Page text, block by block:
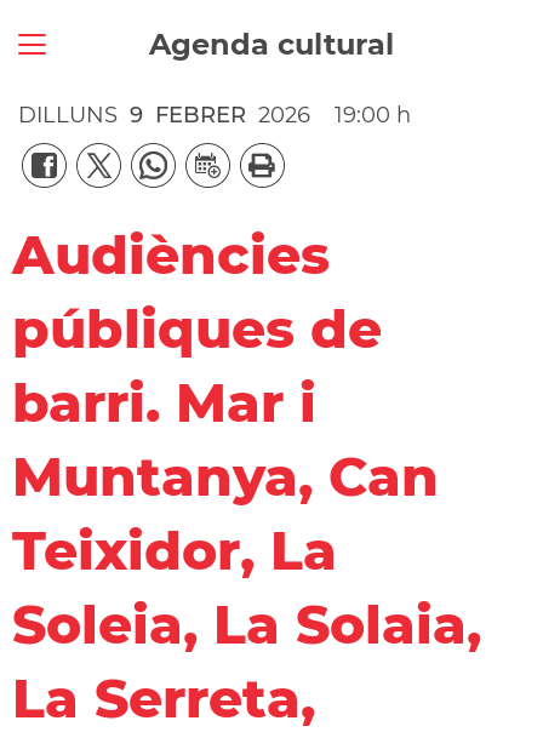
Agenda cultural
DILLUNS 9 FEBRER 2026 19:00 h
Audiències
públiques de
barri. Mar i
Muntanya, Can
Teixidor, La
Soleia, La Solaia,
La Serreta,